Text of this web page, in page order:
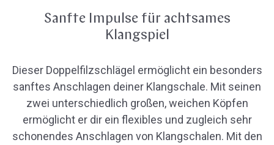
Sanfte Impulse für achtsames
Klangspiel
Dieser Doppelfilzschlägel ermöglicht ein besonders
sanftes Anschlagen deiner Klangschale. Mit seinen
zwei unterschiedlich großen, weichen Köpfen
ermöglicht er dir ein flexibles und zugleich sehr
schonendes Anschlagen von Klangschalen. Mit den